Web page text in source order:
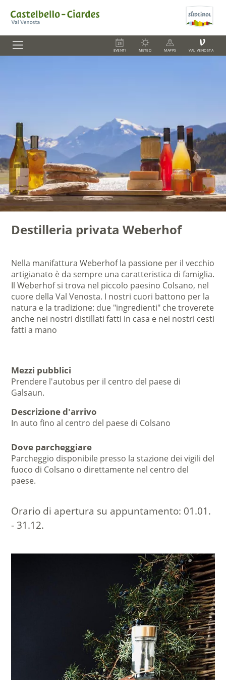
EVENTI METEO MAPPS
V
VAL VENOSTA
Destilleria privata Weberhof
Nella manifattura Weberhof la passione per il vecchio
artigianato è da sempre una caratteristica di famiglia.
IlWeberhofsi trova nel piccolo paesino Colsano, nel
cuore dellaVal Venosta. I nostri cuori battono per la
natura e la tradizione: due "ingredienti" che troverete
anche nei nostri distillati fatti in casa e nei nostri cesti
fatti a mano
Mezzi pubblici
Prendere l'autobus per il centro del paese di
Galsaun.
Descrizione d'arrivo
In auto fino al centro del paese di Colsano
Dove parcheggiare
Parcheggio disponibile presso la stazione dei vigili del
fuoco di Colsano o direttamente nel centro del
paese.
Orario di apertura su appuntamento: 01.01.
- 31.12.